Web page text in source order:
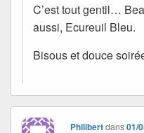
C’est tout gentil…
aussi, Ecureuil Bleu.
Bisous et douce
Philibertdans01/